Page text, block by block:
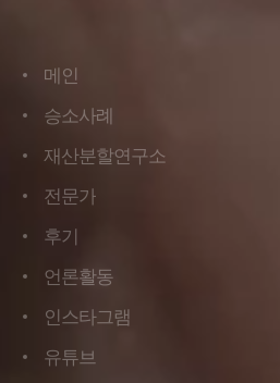
메인메인
승소사례
승소사례
재산분할연구소
재산분할연구소
전문가
전문가
후기후기
언론활동
언론활동
인스타그램
인스타그램
유튜브
유튜브